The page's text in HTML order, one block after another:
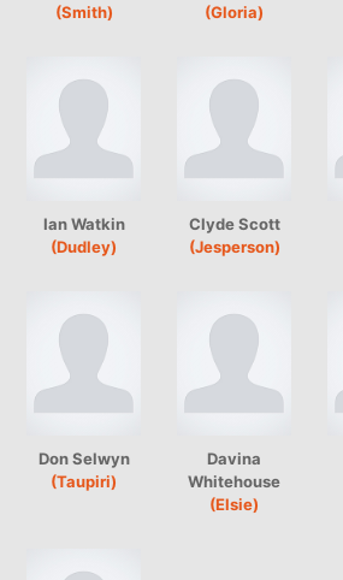
(Smith)
(Gloria)
Ian Watkin
(Dudley)
Clyde Scott
(Jesperson)
Don Selwyn
(Taupiri)
Davina
Whitehouse
(Elsie)